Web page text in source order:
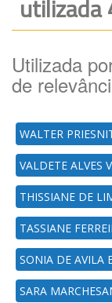
utilizada
Utilizada
de
WALTER
VALDETE ALVES
THISSIANE DE
TASSIANE
SONIA DE AVILA
SARA